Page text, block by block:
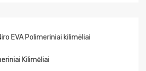
Kilimėliai